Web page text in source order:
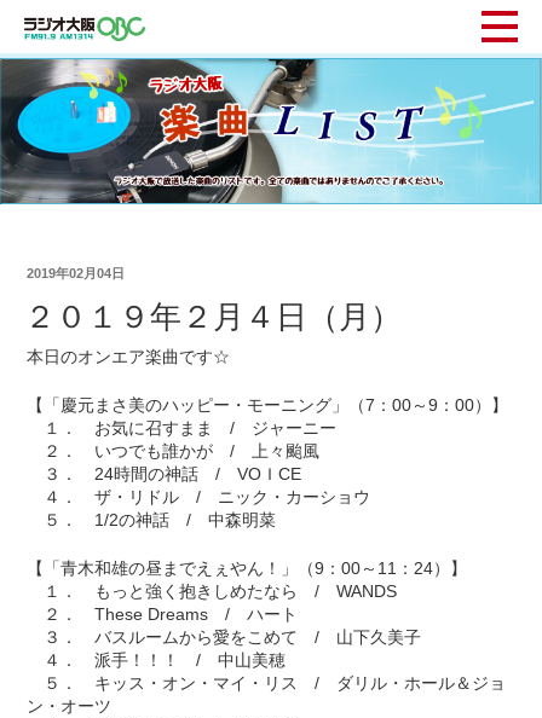
2019年02月04日
２０１９年２月４日（月）
本日のオンエア楽曲です☆
【「慶元まさ美のハッピー・モーニング」（7：00～9：00）】
１． お気に召すまま / ジャーニー
２． いつでも誰かが / 上々颱風
３． 24時間の神話 / VOＩCE
４． ザ・リドル / ニック・カーショウ
５． 1/2の神話 / 中森明菜
【「青木和雄の昼までえぇやん！」（9：00～11：24）】
１． もっと強く抱きしめたなら / WANDS
２． These Dreams / ハート
３． バスルームから愛をこめて / 山下久美子
４． 派手！！！ / 中山美穂
５． キッス・オン・マイ・リス / ダリル・ホール＆ジョ
ン・オーツ